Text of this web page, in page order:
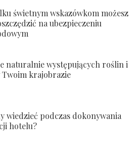
świetnym wskazówkom możesz
na ubezpieczeniu
naturalnie występujących roślin i
krajobrazie
wiedzieć podczas dokonywania
hotelu?